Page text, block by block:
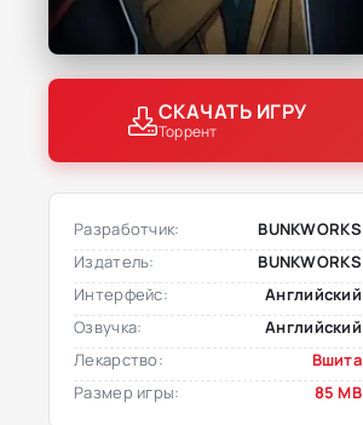
СКАЧАТЬ ИГРУ
Торрент
Разработчик:
BUNKWORKS
Издатель:
BUNKWORKS
Интерфейс:
Английский
Озвучка:
Английский
Лекарство:
Вшита
Размер игры:
85 MB